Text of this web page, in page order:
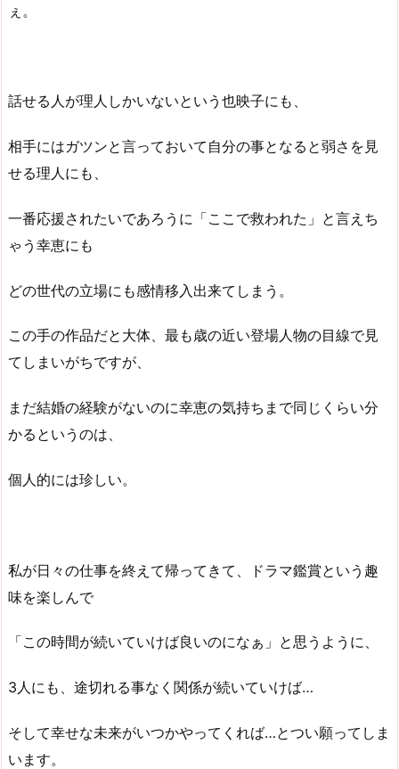
ぇ。
話せる人が理人しかいないという也映子にも、
相手にはガツンと言っておいて自分の事となると弱さを見
せる理人にも、
一番応援されたいであろうに「ここで救われた」と言えち
ゃう幸恵にも
どの世代の立場にも感情移入出来てしまう。
この手の作品だと大体、最も歳の近い登場人物の目線で見
てしまいがちですが、
まだ結婚の経験がないのに幸恵の気持ちまで同じくらい分
かるというのは、
個人的には珍しい。
私が日々の仕事を終えて帰ってきて、ドラマ鑑賞という趣
味を楽しんで
「この時間が続いていけば良いのになぁ」と思うように、
3人にも、途切れる事なく関係が続いていけば…
そして幸せな未来がいつかやってくれば…とつい願ってしま
います。